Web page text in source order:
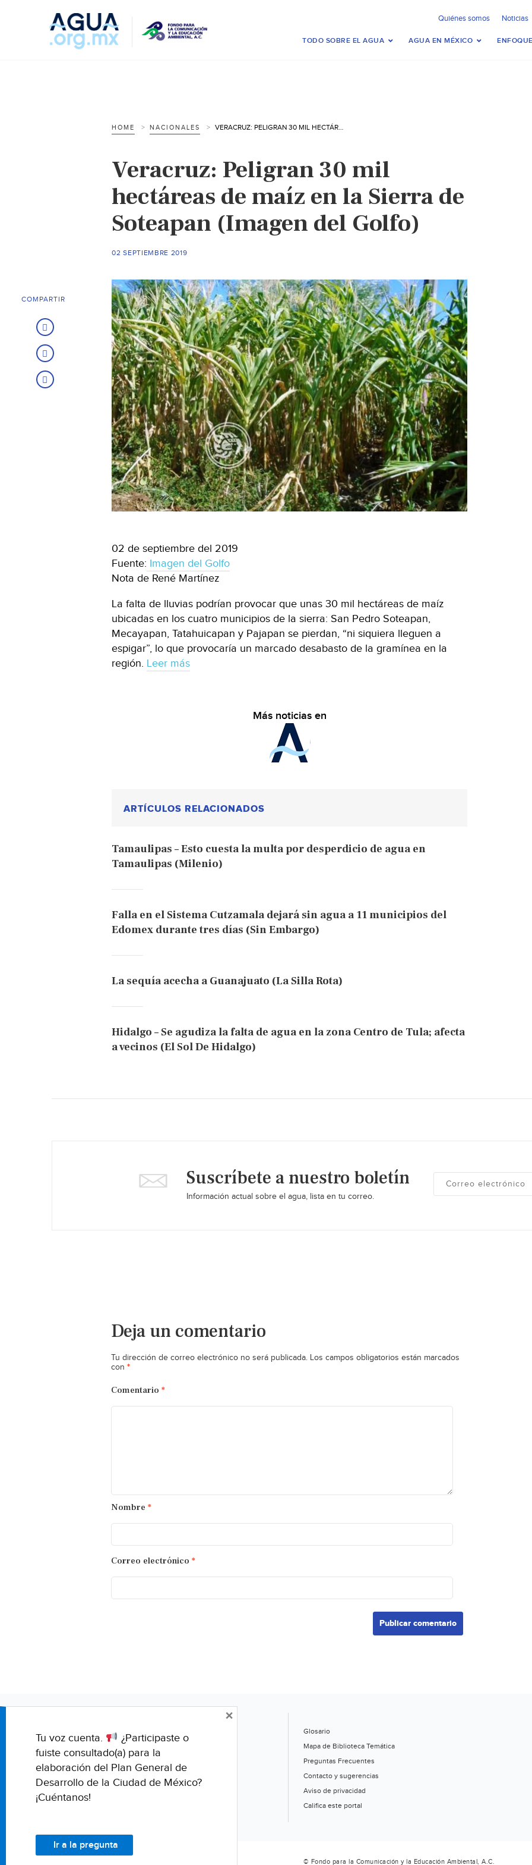
Quiénes somos Noticias
TODO SOBRE EL AGUA AGUA EN MÉXICO
HOME NACIONALES VERACRUZ: PELIGRAN 30 MIL HECTÁREAS DE MAÍZ EN LA SIERRA DE SOTEAPAN (IMAGEN DEL GOLFO)
Veracruz: Peligran 30 mil
hectáreas de maíz en la Sierra de
Soteapan (Imagen del Golfo)
02 SEPTIEMBRE 2019
02 de septiembre del 2019
Fuente: Imagen del Golfo
Nota de René Martínez
La falta de lluvias podrían provocar que unas 30 mil hectáreas de maíz
ubicadas en los cuatro municipios de la sierra: San Pedro Soteapan,
Mecayapan, Tatahuicapan y Pajapan se pierdan, “ni siquiera lleguen a
espigar”, lo que provocaría un marcado desabasto de la gramínea en la
región. Leer más
Más noticias en
ARTÍCULOS RELACIONADOS
Tamaulipas – Esto cuesta la multa por desperdicio de agua en
Tamaulipas (Milenio)
Falla en el Sistema Cutzamala dejará sin agua a 11 municipios del
Edomex durante tres días (Sin Embargo)
La sequía acecha a Guanajuato (La Silla Rota)
Hidalgo – Se agudiza la falta de agua en la zona Centro de Tula; afecta
a vecinos (El Sol De Hidalgo)
COMPARTIR
Suscríbete a nuestro boletín
Información actual sobre el agua, lista en tu correo.
Deja un comentario
Tu dirección de correo electrónico no será publicada. Los campos obligatorios están marcados
con *
Comentario *
Nombre *
Correo electrónico *
Glosario
Mapa de Biblioteca Temática
Preguntas Frecuentes
Contacto y sugerencias
Aviso de privacidad
Califica este portal
© Fondo para la Comunicación y la Educación Ambiental, A.C.
Tu voz cuenta.
¿Participaste o
fuiste consultado(a) para la
elaboración del Plan General de
Desarrollo de la Ciudad de México?
¡Cuéntanos!
Ir a la pregunta
×